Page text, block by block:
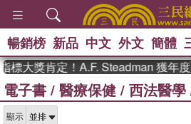
熱搜： 東
、 The
暢銷榜 新品 中文 外文 簡體
大獎肯定！A.F. Steadman 獲年度
電子書 / 醫療保健 / 西法醫學
顯示